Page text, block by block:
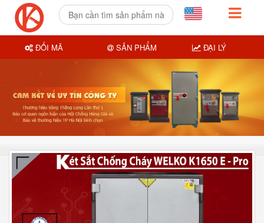
ĐỔI MÃ SẢN PHẨM ĐẠI LÝ